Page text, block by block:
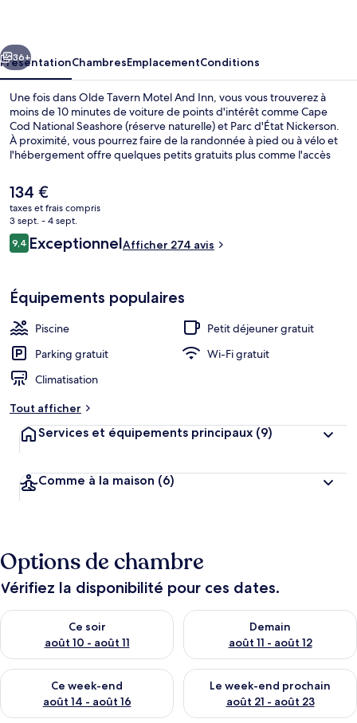
Inn
Suivant
36+
PrésentationChambresEmplacementConditions
Une fois dans Olde Tavern Motel And Inn, vous vous trouverez à
moins de 10 minutes de voiture de points d'intérêt comme Cape
Cod National Seashore (réserve naturelle) et Parc d'État Nickerson.
À proximité, vous pourrez faire de la randonnée à pied ou à vélo et
l'hébergement offre quelques petits gratuits plus comme l'accès
proposé tous les jours, entre 08 h 00 et 10 h 00. En voiture, vous
aurez vite rejoint Plage de Skaket et Cape Cod Beaches depuis ce
motel de style colonial. Les autres voyageurs adorent le personnel
attentionné.
Le
prix
actuel
est
de
134 €
taxes et frais compris
3 sept. - 4 sept.
Avis
voyageurs
9,49,4 sur 10
ExceptionnelAfficher 274 avis
Équipements populaires
Piscine
Petit déjeuner gratuit
Parking gratuit
Wi-Fi gratuit
Climatisation
Tout afficher
Services et équipements principaux (9)
Comme à la maison (6)
Options de chambre
Vérifiez la disponibilité pour ces dates.
Ce soir
août 10 - août 11
Vérifier la disponibilité pour ce soir août 10 - août 11
Demain
août 11 - août 12
Vérifier la disponibilité pour
Ce week-end
août 14 - août 16
Vérifier la disponibilité pour ce week-end août 14 - août 16
Le week-end prochain
août 21 - août 23
Vérifier la disponibilité pour